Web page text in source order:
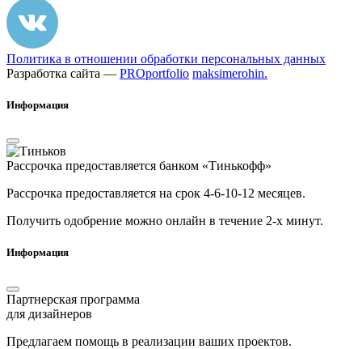
Политика в отношении обработки персональных данных
Разработка сайта — PROportfolio maksimerohin.
Информация
Рассрочка предоставляется банком «Тинькофф»
Рассрочка предоставляется на срок 4-6-10-12 месяцев.
Получить одобрение можно онлайн в течение 2-х минут.
Информация
Партнерская программа
для дизайнеров
Предлагаем помощь в реализации ваших проектов.